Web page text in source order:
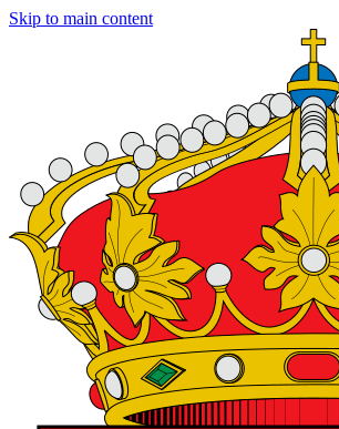
Skip to main content